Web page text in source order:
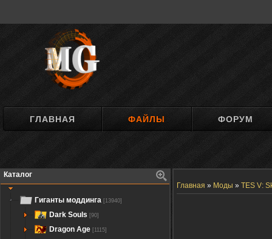
ГЛАВНАЯ ФАЙЛЫ ФОРУМ
Каталог
Гиганты моддинга [13940]
Dark Souls [90]
Dragon Age [1115]
Главная » Моды » TES V: